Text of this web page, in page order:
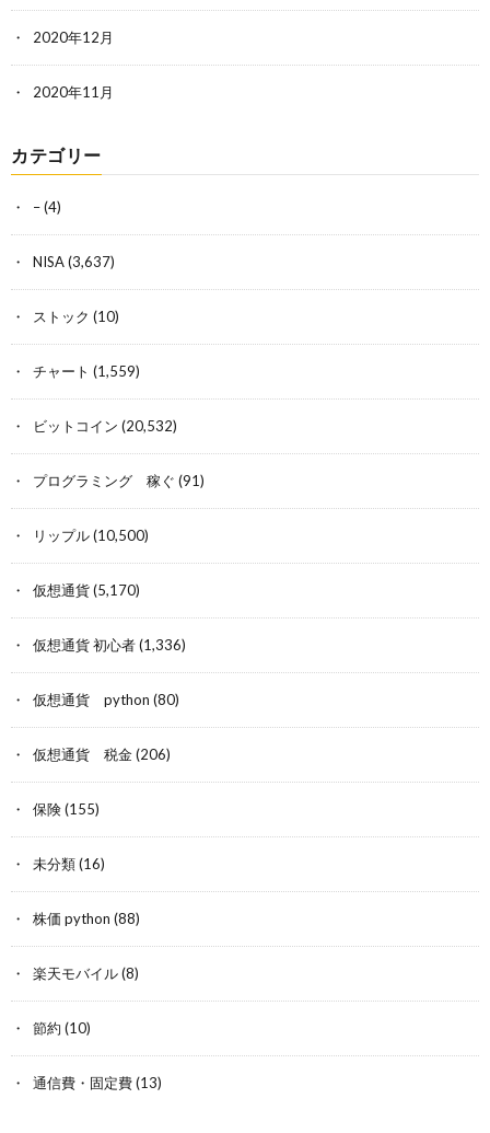
2020年12月
2020年11月
カテゴリー
–(4)
NISA(3,637)
ストック (10)
チャート (1,559)
ビットコイン (20,532)
プログラミング 稼ぐ (91)
リップル(10,500)
仮想通貨(5,170)
仮想通貨 初心者(1,336)
仮想通貨 python (80)
仮想通貨 税金(206)
保険(155)
未分類(16)
株価 python (88)
楽天モバイル(8)
節約 (10)
通信費・固定費(13)